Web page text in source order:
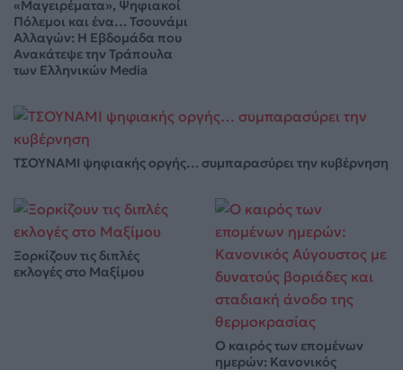
«Μαγειρέματα», Ψηφιακοί
Πόλεμοι και ένα… Τσουνάμι
Αλλαγών: Η Εβδομάδα που
Ανακάτεψε την Τράπουλα
των Ελληνικών Media
ΤΣΟΥΝΑΜΙ ψηφιακής οργής… συμπαρασύρει την κυβέρνηση
Ξορκίζουν τις διπλές
εκλογές στο Μαξίμου
Ο καιρός των επομένων
ημερών: Κανονικός